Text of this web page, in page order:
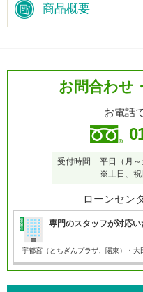
商品概要
お問合わせ
お電話
受付時間 平日（月～
※土日、祝
ローンセン
専門のスタッフが対応い
宇都宮（とちぎんプラザ、陽東）・大